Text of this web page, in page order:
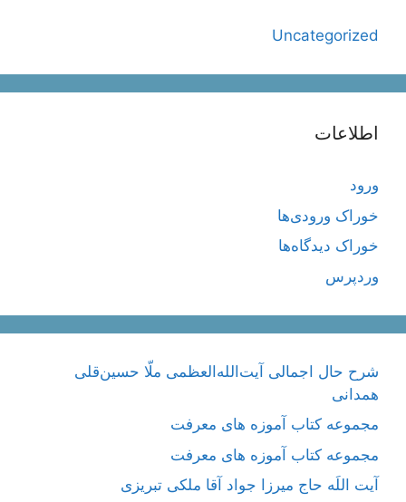
Uncategorized
اطلاعات
ورود
خوراک ورودی‌ها
خوراک دیدگاه‌ها
وردپرس
شرح حال اجمالی آیت‌الله‌العظمی ملّا حسین‌قلی
همدانی
مجموعه کتاب آموزه های معرفت
مجموعه کتاب آموزه های معرفت
آیت اللَه حاج میرزا جواد آقا ملکی تبریزی